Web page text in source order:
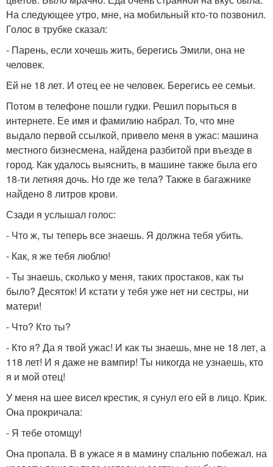
На следующее утро, мне, на мобильный кто-то позвонил.
Голос в трубке сказал:
- Парень, если хочешь жить, берегись Эмили, она не
человек.
Ей не 18 лет. И отец ее не человек. Берегись ее семьи.
Потом в телефоне пошли гудки. Решил порыться в
интернете. Ее имя и фамилию набрал. То, что мне
выдало первой ссылкой, привело меня в ужас: машина
местного бизнесмена, найдена разбитой при въезде в
город. Как удалось выяснить, в машине также была его
18-ти летняя дочь. Но где же тела? Также в багажнике
найдено 8 литров крови.
Сзади я услышал голос:
- Что ж, ты теперь все знаешь. Я должна тебя убить.
- Как, я же тебя люблю!
- Ты знаешь, сколько у меня, таких простаков, как ты
было? Десяток! И кстати у тебя уже нет ни сестры, ни
матери!
- Что? Кто ты?
- Кто я? Да я твой ужас! И как ты знаешь, мне не 18 лет, а
118 лет! И я даже не вампир! Ты никогда не узнаешь, кто
я и мой отец!
У меня на шее висел крестик, я сунул его ей в лицо. Крик.
Она прокричала:
- Я тебе отомщу!
Она пропала. В в ужасе я в мамину спальню побежал. на